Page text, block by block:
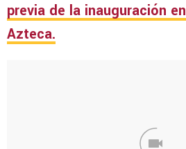
previa de la inauguración
Azteca.